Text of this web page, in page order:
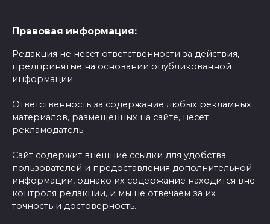
Правовая информация:
Редакция не несет ответственности за действия,
предпринятые на основании опубликованной
информации.
Ответственность за содержание любых рекламных
материалов, размещенных на сайте, несет
рекламодатель.
Сайт содержит внешние ссылки для удобства
пользователей и предоставления дополнительной
информации, однако их содержание находится вне
контроля редакции, и мы не отвечаем за их
точность и достоверность.